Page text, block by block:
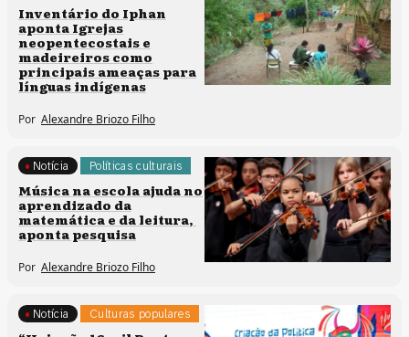
Memória e patrimônio
Inventário do Iphan
aponta Igrejas
neopentecostais e
madeireiros como
principais ameaças para
línguas indígenas
Por Alexandre Briozo Filho
Notícia Políticas culturais
Música na escola ajuda no
aprendizado da
matemática e da leitura,
aponta pesquisa
Por Alexandre Briozo Filho
Culturas populares
Notícia